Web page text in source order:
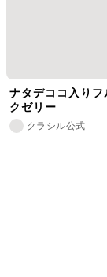
ナタデココ入り
クゼリー
クラシル公式